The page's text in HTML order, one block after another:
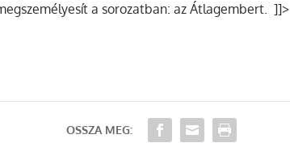
a sorozatban: az Átlagembert. ]]>
OSSZA MEG: